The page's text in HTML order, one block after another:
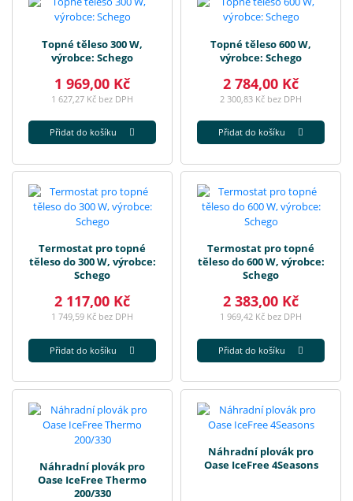
Topné těleso 300 W,
výrobce: Schego
1 969,00 Kč
1 627,27 Kč bez DPH
Přidat do košíku
Topné těleso 600 W,
výrobce: Schego
2 784,00 Kč
2 300,83 Kč bez DPH
Přidat do košíku
Termostat pro topné
těleso do 300 W, výrobce:
Schego
2 117,00 Kč
1 749,59 Kč bez DPH
Přidat do košíku
Termostat pro topné
těleso do 600 W, výrobce:
Schego
2 383,00 Kč
1 969,42 Kč bez DPH
Přidat do košíku
Náhradní plovák pro
Oase IceFree Thermo
200/330
Náhradní plovák pro
Oase IceFree 4Seasons